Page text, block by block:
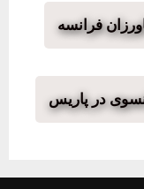
فرانسه
در پاریس